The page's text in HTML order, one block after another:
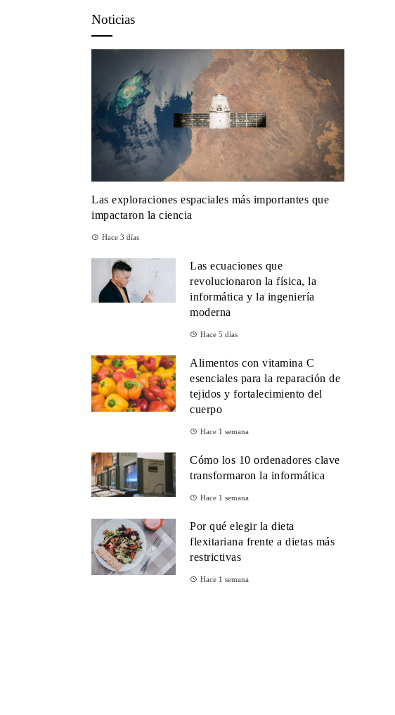
Noticias
Las exploraciones espaciales más importantes que
impactaron la ciencia
Hace 3 días
Las ecuaciones que
revolucionaron la física, la
informática y la ingeniería
moderna
Hace 5 días
Alimentos con vitamina C
esenciales para la reparación de
tejidos y fortalecimiento del
cuerpo
Hace 1 semana
Cómo los 10 ordenadores clave
transformaron la informática
Hace 1 semana
Por qué elegir la dieta
flexitariana frente a dietas más
restrictivas
Hace 1 semana